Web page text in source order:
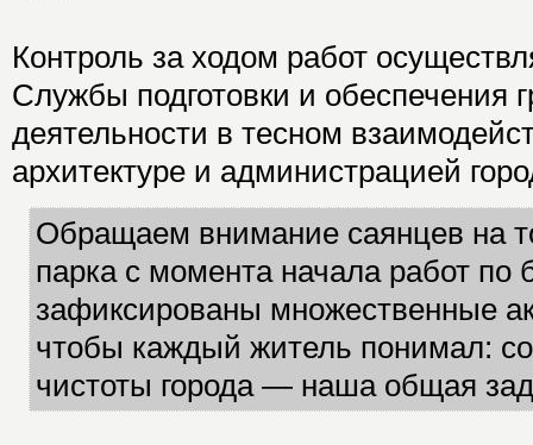
Контроль за ходом работ
Службы подготовки и обеспечения
деятельности в тесном
архитектуре и администрацией
Обращаем внимание саянцев на
парка с момента начала работ по
зафиксированы множественные
чтобы каждый житель понимал:
чистоты города — наша общая